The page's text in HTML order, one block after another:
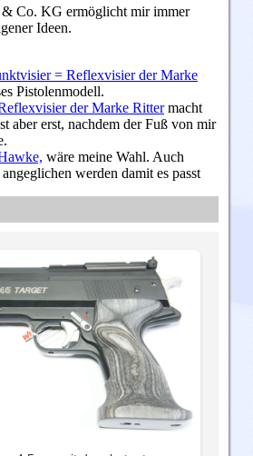
Co. KG ermöglicht mir immer
Ideen.
= Reflexvisier der Marke
Pistolenmodell.
der Marke Rittermacht
aber erst, nachdem der Fuß von mir
wäre meine Wahl. Auch
werden damit es passt